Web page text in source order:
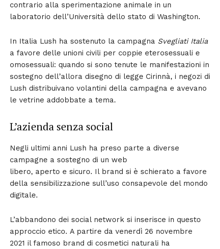
contrario alla sperimentazione animale in un
laboratorio dell’Università dello stato di Washington.
In Italia Lush ha sostenuto la campagna Svegliati Italia
a favore delle unioni civili per coppie eterosessuali e
omosessuali: quando si sono tenute le manifestazioni in
sostegno dell’allora disegno di legge Cirinnà, i negozi di
Lush distribuivano volantini della campagna e avevano
le vetrine addobbate a tema.
L’azienda senza social
Negli ultimi anni Lush ha preso parte a diverse
campagne a sostegno di un web
libero, aperto e sicuro. Il brand si è schierato a favore
della sensibilizzazione sull’uso consapevole del mondo
digitale.
L’abbandono dei social network si inserisce in questo
approccio etico. A partire da venerdì 26 novembre
2021 il famoso brand di cosmetici naturali ha